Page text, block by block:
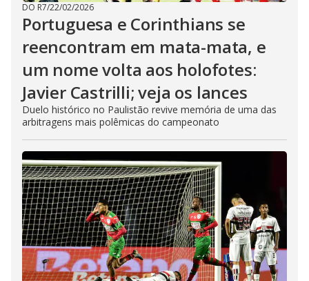
DO R7/22/02/2026
Portuguesa e Corinthians se
reencontram em mata-mata, e
um nome volta aos holofotes:
Javier Castrilli; veja os lances
Duelo histórico no Paulistão revive memória de uma das
arbitragens mais polêmicas do campeonato